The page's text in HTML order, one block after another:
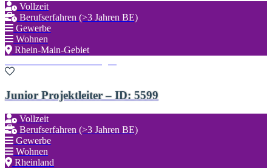
Vollzeit
Berufserfahren (>3 Jahren BE)
Gewerbe
Wohnen
Rhein-Main-Gebiet
Junior Projektleiter – ID: 5599
Vollzeit
Berufserfahren (>3 Jahren BE)
Gewerbe
Wohnen
Rheinland